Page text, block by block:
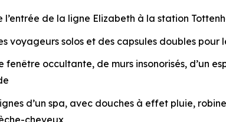
de la ligne Elizabeth à la station
voyageurs solos et des capsules doubles pour
occultante, de murs insonorisés, d’un
d’un spa, avec douches à effet pluie,
cheveux